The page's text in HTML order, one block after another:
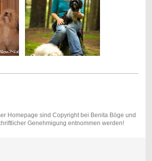
Homepage sind Copyright bei Benita Böge und
Genehmigung entnommen werden!